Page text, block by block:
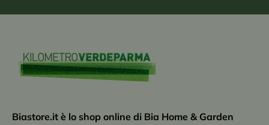
Biastore.it è lo shop online di Bia Home & Garden